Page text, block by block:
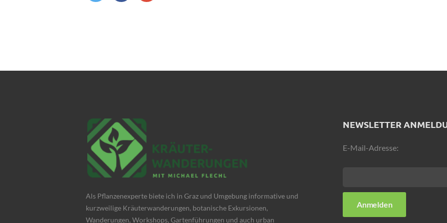
Als Pflanzenexperte biete ich in Graz und Umgebung informative und
kurzweilige Kräuterwanderungen, botanische Exkursionen,
Wanderungen, Workshops, Gartenführungen und auch urban
NEWSLETTER
E-Mail-Adresse: